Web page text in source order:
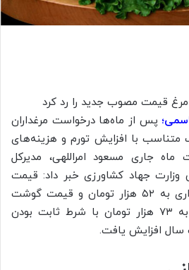
پس از ماه‌ها درخواست مرغداران
با افزایش تورم و هزینه‌های
ماه جاری مسعود امراللهی، مدیرکل
وزارت جهاد کشاورزی خبر داد: قیمت
خرید مرغ زنده درب مرغداری به ۵۲ هزار تومان و قیمت گوشت
مرغ برای مصرف‌کنندگان به ۷۳ هزار تومان با شرط ثابت بودن
سال افزایش یافت.